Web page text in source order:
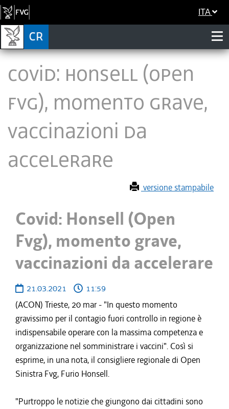
ITA
Covid: Honsell (Open
Fvg), momento grave,
vaccinazioni da
accelerare
versione stampabile
Covid: Honsell (Open
Fvg), momento grave,
vaccinazioni da accelerare
21.03.2021
11:59
(ACON) Trieste, 20 mar - "In questo momento
gravissimo per il contagio fuori controllo in regione è
indispensabile operare con la massima competenza e
organizzazione nel somministrare i vaccini". Così si
esprime, in una nota, il consigliere regionale di Open
Sinistra Fvg, Furio Honsell.
"Purtroppo le notizie che giungono dai cittadini sono